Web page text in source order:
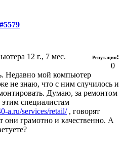
#5579
12 г., 7 мес.
Репутация:
0
Недавно мой компьютер
не знаю, что с ним случилось и
Думаю, за ремонтом
этим специалистам
a.ru/services/retail/, говорят
они грамотно и качественно. А